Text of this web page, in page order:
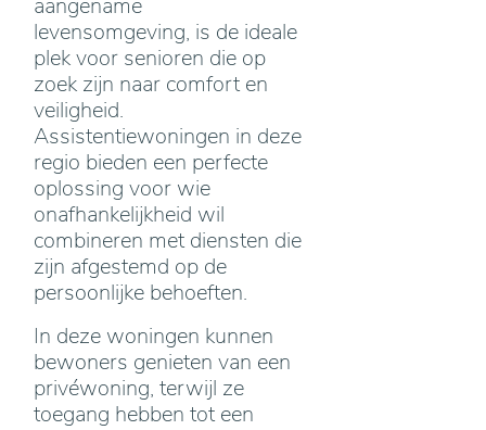
aangename
levensomgeving, is de ideale
plek voor senioren die op
zoek zijn naar comfort en
veiligheid.
Assistentiewoningen in deze
regio bieden een perfecte
oplossing voor wie
onafhankelijkheid wil
combineren met diensten die
zijn afgestemd op de
persoonlijke behoeften.
In deze woningen kunnen
bewoners genieten van een
privéwoning, terwijl ze
toegang hebben tot een